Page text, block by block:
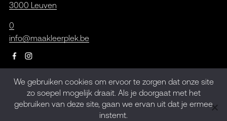
3000 Leuven
0
info@maakleerplek.be
Inschrijven op de
nieuwsbrief
We gebruiken cookies om ervoor te zorgen dat onze site
zo soepel mogelijk draait. Als je doorgaat met het
gebruiken van deze site, gaan we ervan uit dat je ermee
instemt.